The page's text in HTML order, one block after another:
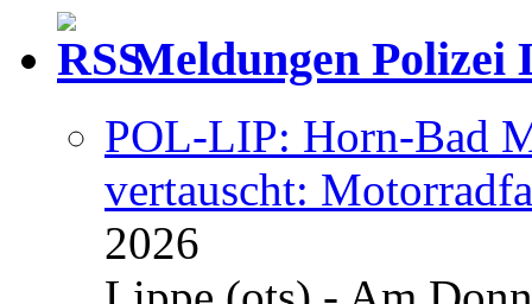
Meldungen Polizei
POL-LIP: Horn-Bad
vertauscht:
2026